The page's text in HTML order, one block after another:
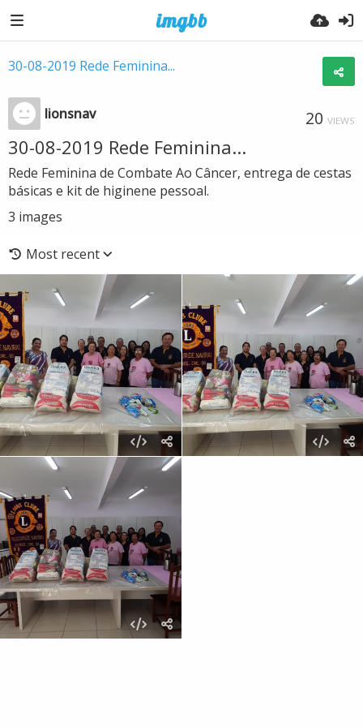
30-08-2019 Rede Feminina...
lionsnav 20 VIEWS
30-08-2019 Rede Feminina...
Rede Feminina de Combate Ao Câncer, entrega de cestas
básicas e kit de higinene pessoal.
3 images
Most recent